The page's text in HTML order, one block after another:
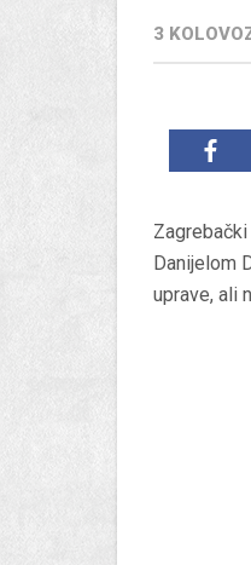
3
Danijelom
uprave, ali